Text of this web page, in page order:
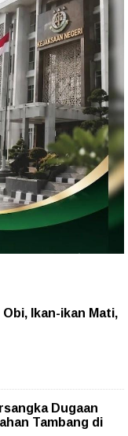
Ikan-ikan Mati,
Dugaan
Tambang di